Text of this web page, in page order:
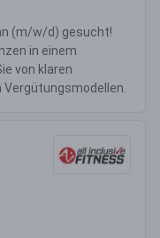
(m/w/d) gesucht!
in einem
von klaren